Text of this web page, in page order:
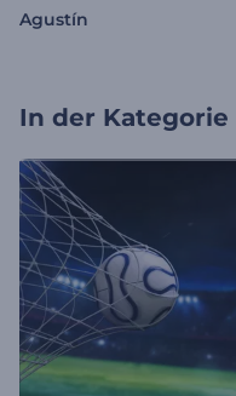
Agustín
In der Kategorie